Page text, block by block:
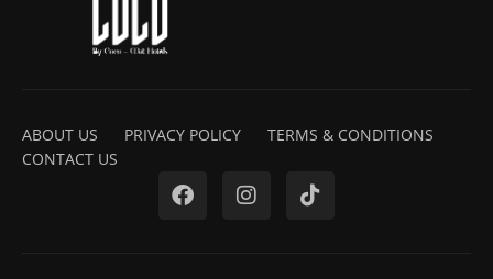
ABOUT US PRIVACY POLICY
TERMS & CONDITIONS
CONTACT US